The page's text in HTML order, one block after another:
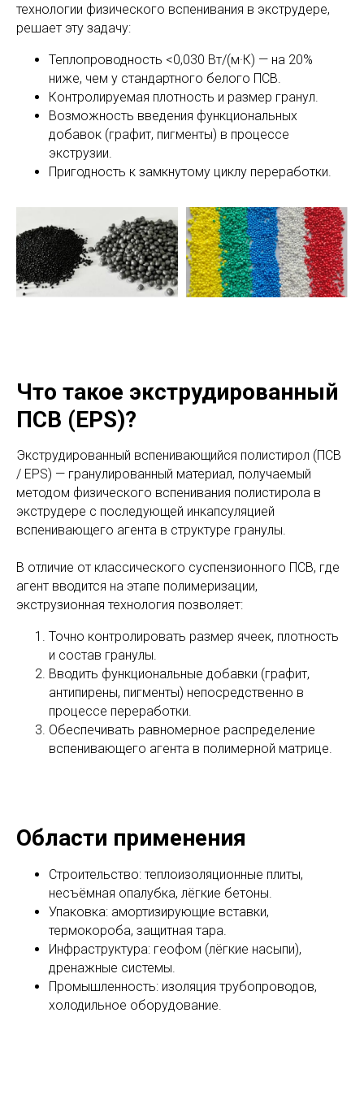
технологии физического вспенивания в экструдере,
решает эту задачу:
Теплопроводность <0,030 Вт/(м·К) — на 20%
ниже, чем у стандартного белого ПСВ.
Контролируемая плотность и размер гранул.
Возможность введения функциональных
добавок (графит, пигменты) в процессе
экструзии.
Пригодность к замкнутому циклу переработки.
Что такое экструдированный
ПСВ (EPS)?
Экструдированный вспенивающийся полистирол (ПСВ
/ EPS) — гранулированный материал, получаемый
методом физического вспенивания полистирола в
экструдере с последующей инкапсуляцией
вспенивающего агента в структуре гранулы.
В отличие от классического суспензионного ПСВ, где
агент вводится на этапе полимеризации,
экструзионная технология позволяет:
Точно контролировать размер ячеек, плотность
и состав гранулы.
Вводить функциональные добавки (графит,
антипирены, пигменты) непосредственно в
процессе переработки.
Обеспечивать равномерное распределение
вспенивающего агента в полимерной матрице.
Области применения
Строительство: теплоизоляционные плиты,
несъёмная опалубка, лёгкие бетоны.
Упаковка: амортизирующие вставки,
термокороба, защитная тара.
Инфраструктура: геофом (лёгкие насыпи),
дренажные системы.
Промышленность: изоляция трубопроводов,
холодильное оборудование.